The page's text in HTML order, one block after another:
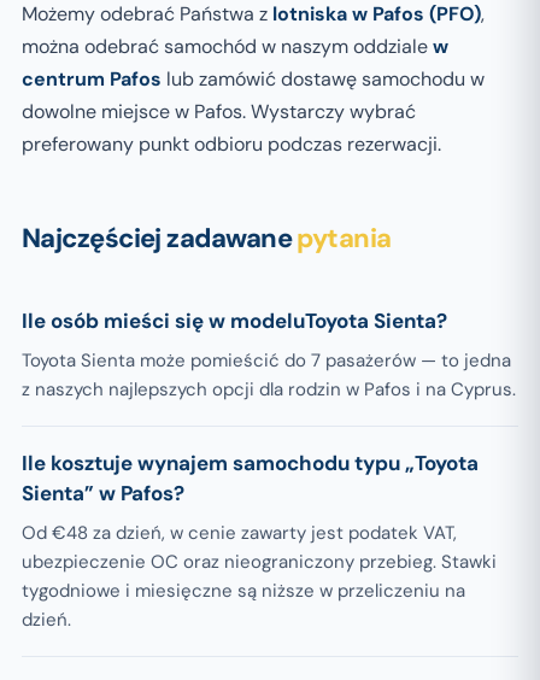
Możemy odebrać Państwa z lotniska w Pafos (PFO),
można odebrać samochód w naszym oddzialew
centrum Pafos lub zamówić dostawę samochodu w
dowolne miejsce w Pafos. Wystarczy wybrać
preferowany punkt odbioru podczas rezerwacji.
Najczęściej zadawanepytania
Ile osób mieści się w modeluToyota Sienta?
Toyota Sienta może pomieścić do 7 pasażerów — to jedna
z naszych najlepszych opcji dla rodzin w Pafos i na Cyprus.
Ile kosztuje wynajem samochodu typu „Toyota
Sienta” w Pafos?
Od €48 za dzień, w cenie zawarty jest podatek VAT,
ubezpieczenie OC oraz nieograniczony przebieg. Stawki
tygodniowe i miesięczne są niższe w przeliczeniu na
dzień.